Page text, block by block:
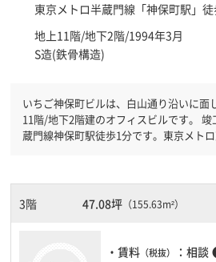
東京メトロ半蔵門線「神保町駅 」
地上11階/地下2階/1994年3月
S造(鉄骨構造)
いちご神保町ビルは、白山通り沿いに面
11階/地下2階建のオフィスビルです。 竣工1994年、東京メトロ半
蔵門線神保町駅徒歩1分です。東京メト
対策を検討されている方にオススメです
必要なお客様には必見です。
3階 47.08坪 （155.63m²）
・賃料 （税抜） ：相談